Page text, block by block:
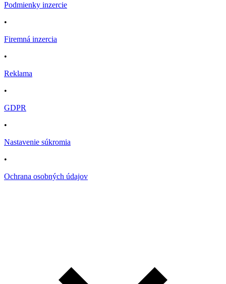
Podmienky inzercie
•
Firemná inzercia
•
Reklama
•
GDPR
•
Nastavenie súkromia
•
Ochrana osobných údajov